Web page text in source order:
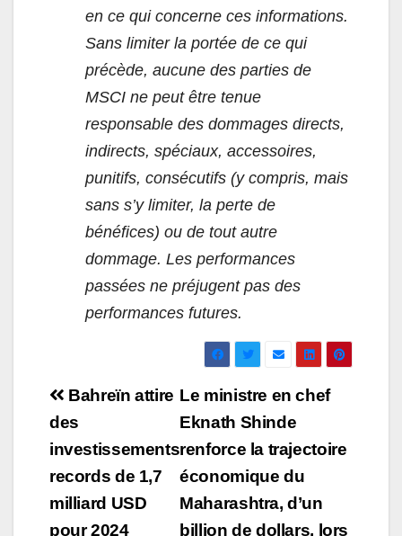
en ce qui concerne ces informations.
Sans limiter la portée de ce qui
précède, aucune des parties de
MSCI ne peut être tenue
responsable des dommages directs,
indirects, spéciaux, accessoires,
punitifs, consécutifs (y compris, mais
sans s’y limiter, la perte de
bénéfices) ou de tout autre
dommage. Les performances
passées ne préjugent pas des
performances futures.
Navigation
de
l’article
Le ministre en chef
Eknath Shinde
renforce la trajectoire
économique du
Maharashtra, d’un
billion de dollars, lors
Bahreïn attire
des
investissements
records de 1,7
milliard USD
pour 2024